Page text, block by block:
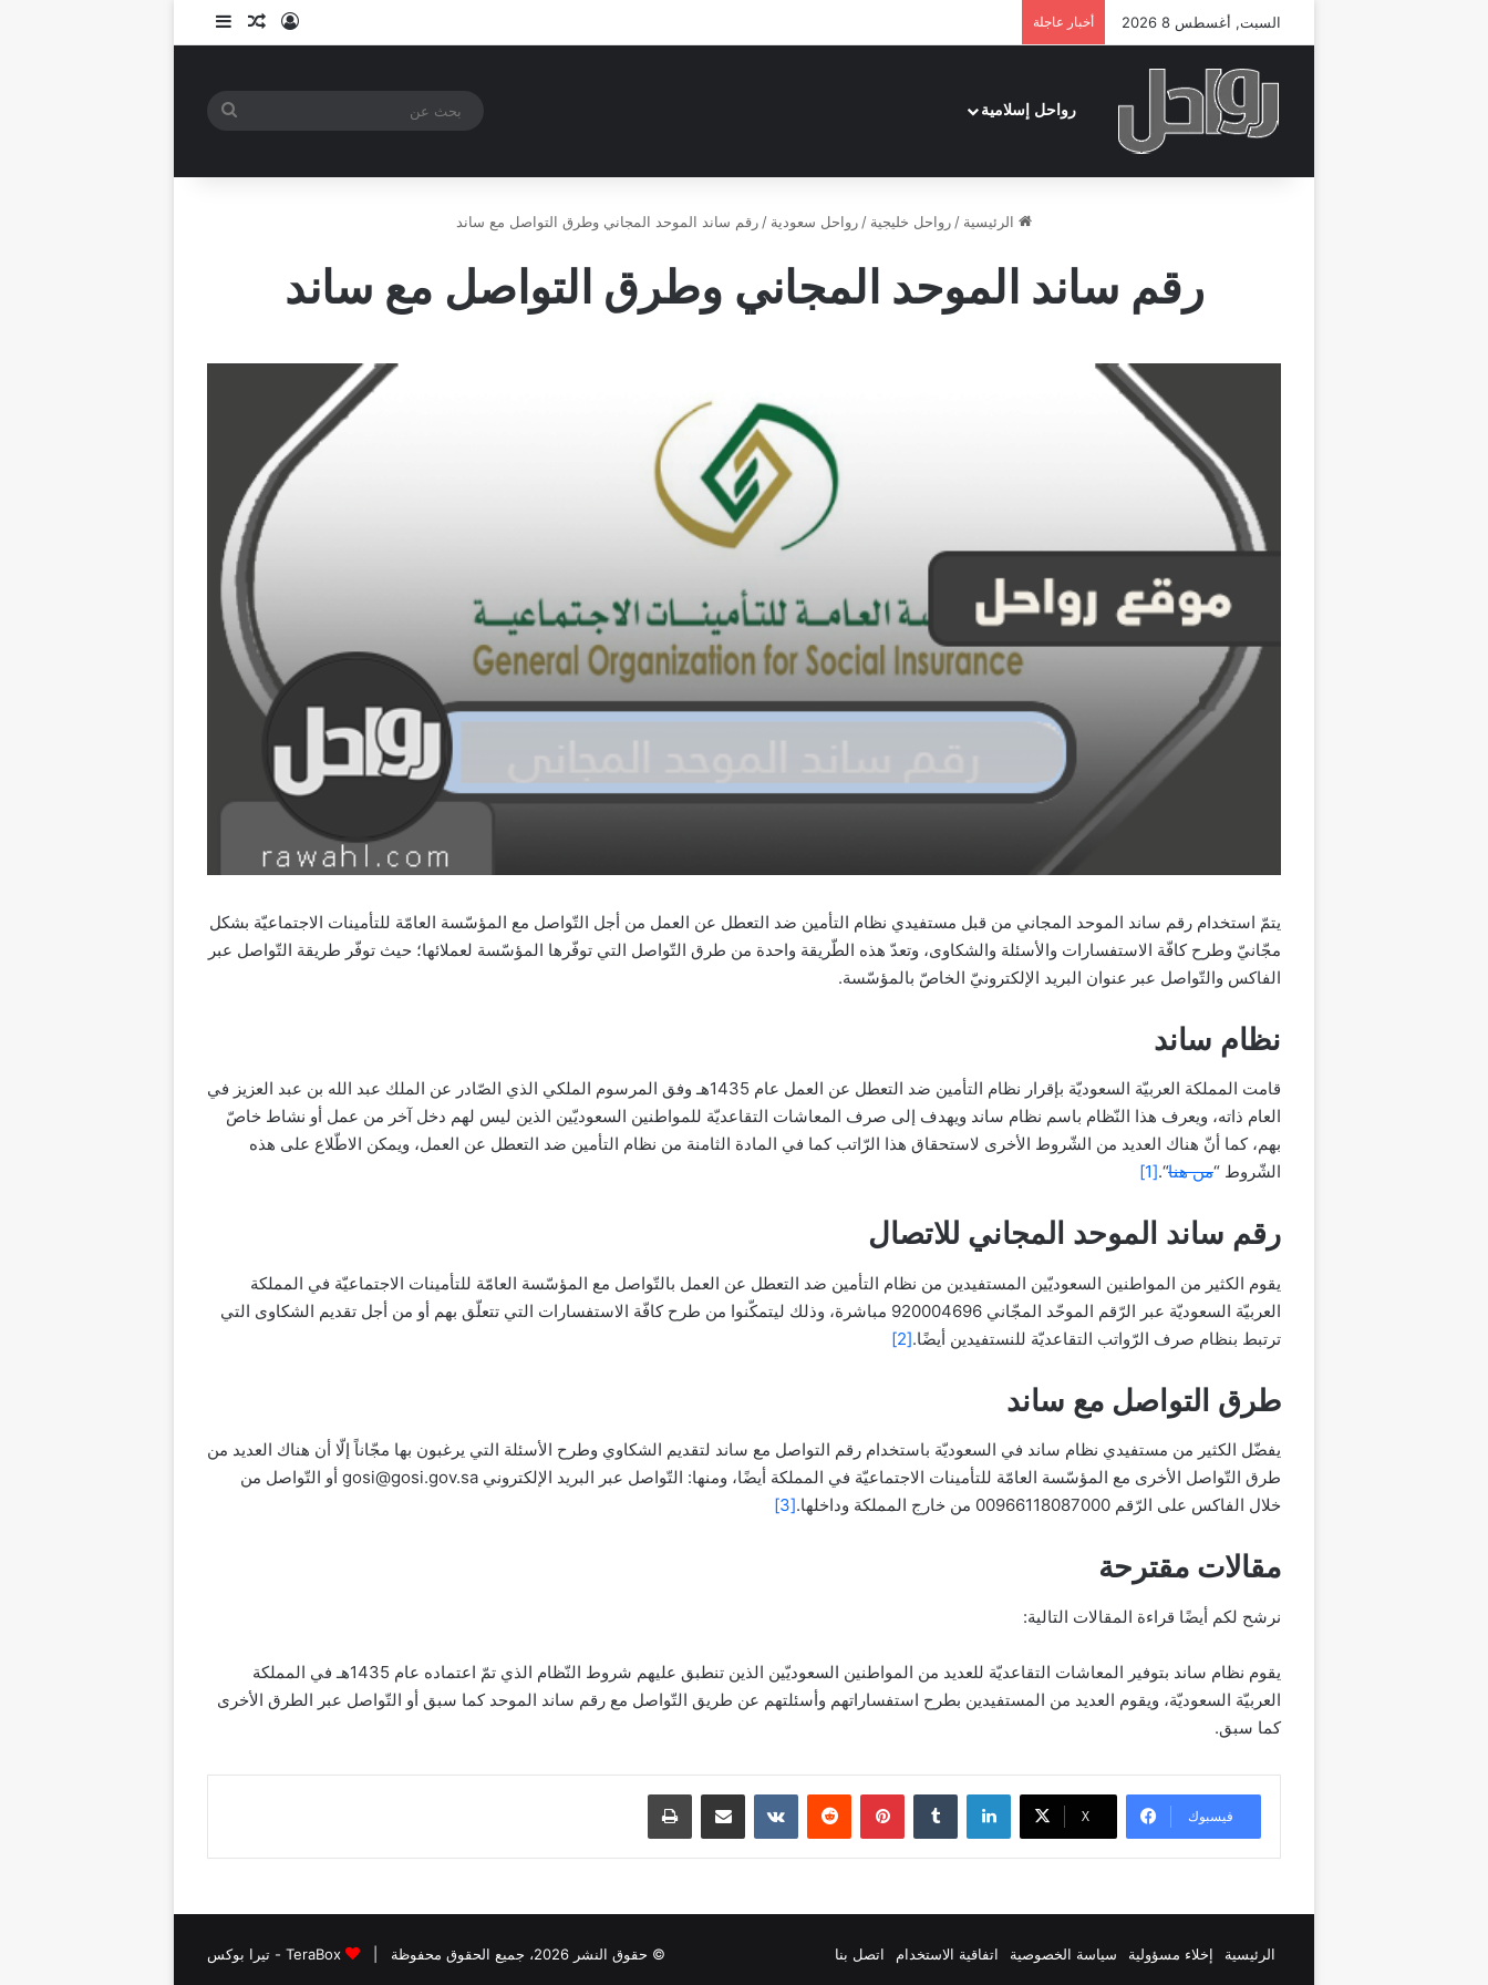
السبت, أغسطس 8 2026 أخبار عاجلة تسجيل الدخول
مقال عشوائي
إضافة عمود جانبي
رواحل إسلامية
بحث
الرئيسية / رواحل خليجية / رواحل سعودية / رقم ساند الموحد المجاني وطرق التواصل مع ساند
رقم ساند الموحد المجاني وطرق التواصل مع ساند
يتمّ استخدام رقم ساند الموحد المجاني من قبل مستفيدي نظام التأمين ضد التعطل عن العمل من أجل التّواصل مع المؤسّسة العامّة للتأمينات الاجتماعيّة بشكل
مجّانيّ وطرح كافّة الاستفسارات والأسئلة والشكاوى، وتعدّ هذه الطّريقة واحدة من طرق التّواصل التي توفّرها المؤسّسة لعملائها؛ حيث توفّر طريقة التّواصل عبر
الفاكس والتّواصل عبر عنوان البريد الإلكترونيّ الخاصّ بالمؤسّسة.
نظام ساند
قامت المملكة العربيّة السعوديّة بإقرار نظام التأمين ضد التعطل عن العمل عام 1435هـ وفق المرسوم الملكي الذي الصّادر عن الملك عبد الله بن عبد العزيز في
العام ذاته، ويعرف هذا النّظام باسم نظام ساند ويهدف إلى صرف المعاشات التقاعديّة للمواطنين السعوديّين الذين ليس لهم دخل آخر من عمل أو نشاط خاصّ
بهم، كما أنّ هناك العديد من الشّروط الأخرى لاستحقاق هذا الرّاتب كما في المادة الثامنة من نظام التأمين ضد التعطل عن العمل، ويمكن الاطّلاع على هذه
الشّروط “من هنا“.
[1]
رقم ساند الموحد المجاني للاتصال
يقوم الكثير من المواطنين السعوديّين المستفيدين من نظام التأمين ضد التعطل عن العمل بالتّواصل مع المؤسّسة العامّة للتأمينات الاجتماعيّة في المملكة
العربيّة السعوديّة عبر الرّقم الموحّد المجّاني 920004696 مباشرة، وذلك ليتمكّنوا من طرح كافّة الاستفسارات التي تتعلّق بهم أو من أجل تقديم الشكاوى التي
ترتبط بنظام صرف الرّواتب التقاعديّة للنستفيدين أيضًا.[2]
طرق التواصل مع ساند
يفضّل الكثير من مستفيدي نظام ساند في السعوديّة باستخدام رقم التواصل مع ساند لتقديم الشكاوي وطرح الأسئلة التي يرغبون بها مجّاناً إلّا أن هناك العديد من
طرق التّواصل الأخرى مع المؤسّسة العامّة للتأمينات الاجتماعيّة في المملكة أيضًا، ومنها: التّواصل عبر البريد الإلكتروني gosi@gosi.gov.sa أو التّواصل من
خلال الفاكس على الرّقم 00966118087000 من خارج المملكة وداخلها.
[3]
مقالات مقترحة
نرشح لكم أيضًا قراءة المقالات التالية:
يقوم نظام ساند بتوفير المعاشات التقاعديّة للعديد من المواطنين السعوديّين الذين تنطبق عليهم شروط النّظام الذي تمّ اعتماده عام 1435هـ في المملكة
العربيّة السعوديّة، ويقوم العديد من المستفيدين بطرح استفساراتهم وأسئلتهم عن طريق التّواصل مع رقم ساند الموحد كما سبق أو التّواصل عبر الطرق الأخرى
كما سبق.
فيسبوك ‫X
لينكدإن بينتيريست مشاركة عبر البريد طباعة
© حقوق النشر 2026، جميع الحقوق محفوظة | TeraBox - تيرا بوكس الرئيسية إخلاء مسؤولية سياسة الخصوصية اتفاقية الاستخدام اتصل بنا